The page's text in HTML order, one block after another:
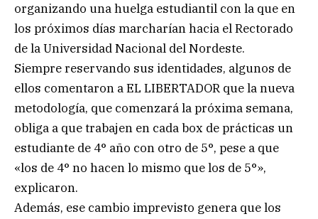
organizando una huelga estudiantil con la que en
los próximos días marcharían hacia el Rectorado
de la Universidad Nacional del Nordeste.
Siempre reservando sus identidades, algunos de
ellos comentaron a EL LIBERTADOR que la nueva
metodología, que comenzará la próxima semana,
obliga a que trabajen en cada box de prácticas un
estudiante de 4° año con otro de 5°, pese a que
«los de 4° no hacen lo mismo que los de 5°»,
explicaron.
Además, ese cambio imprevisto genera que los